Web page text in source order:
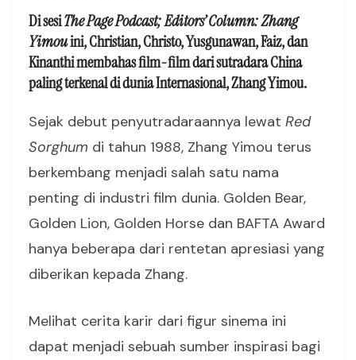
Di sesiThe Page Podcast; Editors’ Column: Zhang
Yimouini, Christian, Christo, Yusgunawan, Faiz, dan
Kinanthi membahas film-film dari sutradara China
paling terkenal di dunia Internasional, Zhang Yimou.
Sejak debut penyutradaraannya lewat Red
Sorghum di tahun 1988, Zhang Yimou terus
berkembang menjadi salah satu nama
penting di industri film dunia. Golden Bear,
Golden Lion, Golden Horse dan BAFTA Award
hanya beberapa dari rentetan apresiasi yang
diberikan kepada Zhang.
Melihat cerita karir dari figur sinema ini
dapat menjadi sebuah sumber inspirasi bagi